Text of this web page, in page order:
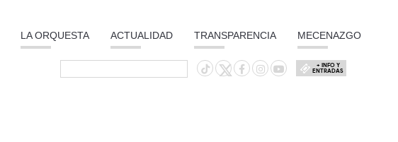
LA ORQUESTA ACTUALIDAD TRANSPARENCIA MECENAZGO
+ INFO Y
ENTRADAS